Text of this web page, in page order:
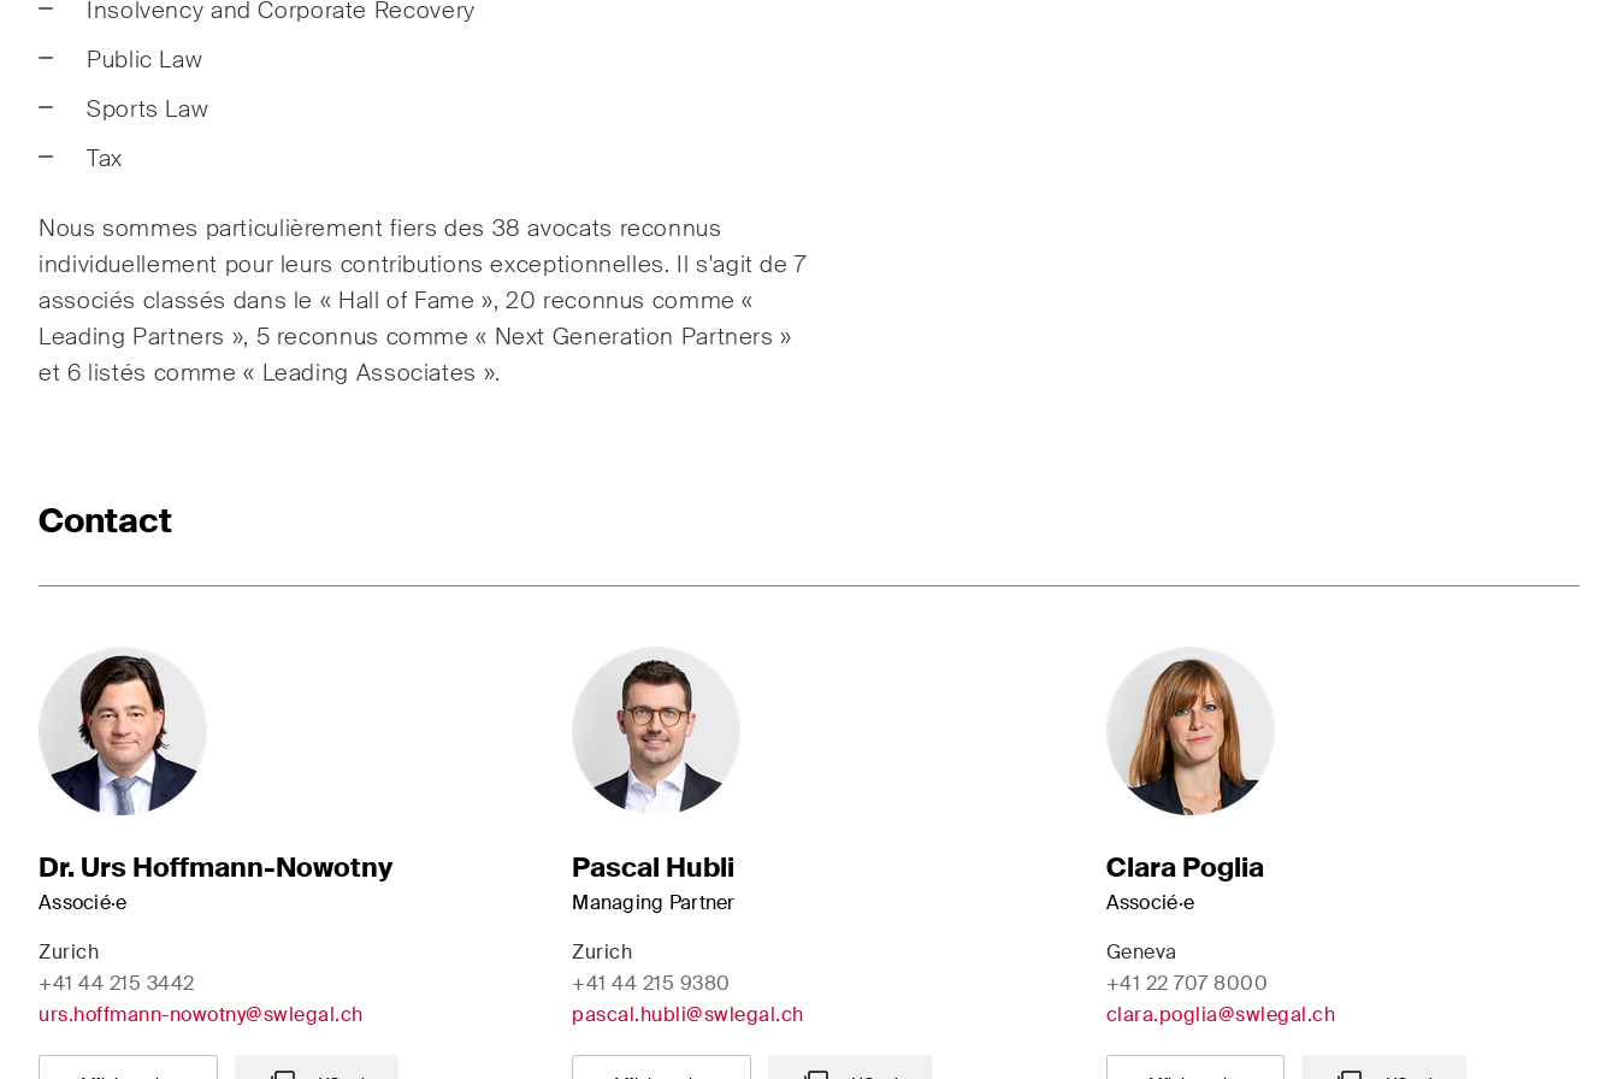
Insolvency and Corporate Recovery
Public Law
Sports Law
Tax
Nous sommes particulièrement fiers des 38 avocats reconnus
individuellement pour leurs contributions exceptionnelles. Il s'agit de 7
associés classés dans le « Hall of Fame », 20 reconnus comme «
Leading Partners », 5 reconnus comme « Next Generation Partners »
et 6 listés comme « Leading Associates ».
Contact
Dr. Urs Hoffmann-Nowotny
Associé·e
Zurich
+41 44 215 3442
urs.hoffmann-nowotny@swlegal.ch
Pascal Hubli
Managing Partner
Zurich
+41 44 215 9380
pascal.hubli@swlegal.ch
Clara Poglia
Associé·e
Geneva
+41 22 707 8000
clara.poglia@swlegal.ch